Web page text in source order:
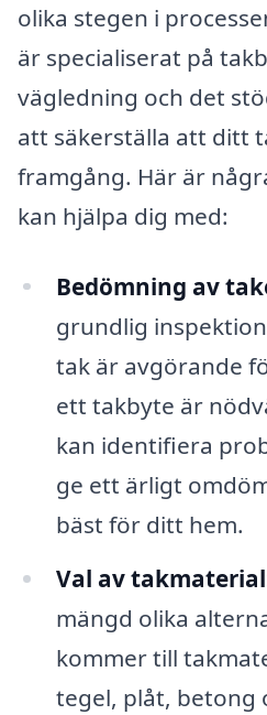
olika stegen i
är specialiserat på
vägledning och det
att säkerställa att ditt
framgång. Här är
kan hjälpa dig med:
Bedömning av
grundlig
tak är avgörande
ett takbyte är
kan identifiera
ge ett ärligt
bäst för ditt hem.
Val av
mängd olika
kommer till
tegel, plåt, betong